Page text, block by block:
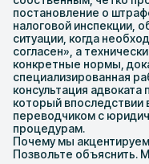
постановление о
налоговой инспекции,
ситуации, когда
согласен», а
конкретные нормы,
специализированная
консультация
который впоследствии
переводчиком с
процедурам.
Почему мы
Позвольте объяснить.